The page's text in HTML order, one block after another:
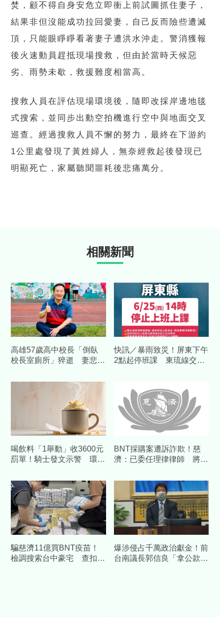
焚，顧不得自身安危立即衝上前試圖抓住妻子，
結果非但沒能成功拉回愛妻，自己反而險些遭滅
頂，只能眼睜睜看著妻子遭洪水沖走。警消獲報
後火速動員趕抵現場搜救，但由於當時天候惡
劣、雨勢未歇，救援難度相當高。
搜救人員在評估現場環境後，隨即改採岸邊地毯
式搜索，並同步出動空拍機進行空中與地面交叉
巡查。經過搜救人員不懈的努力，最終在下游約
1公里處發現了黃姓婦人，無奈經救起後發現已
明顯死亡，家屬聽聞噩耗後悲痛萬分。
相關新聞
高雄57歲高中校長「倒臥
校長室廁所」猝逝 妻悲：
快訊／暴雨致災！屏東下午
2點起停班課 東琉線交通
喝飲料「1舉動」收3600元
罰單！騎士發文示警 環保
BNT採購案遭訴詐欺！慈
濟：已委任理律律師 將採
騙慈濟11億買BNT疫苗！
檢調搜索台中豪宅 查扣逾
爆涉侵占千萬政治獻金！前
台南議長郭信良「拿公款補